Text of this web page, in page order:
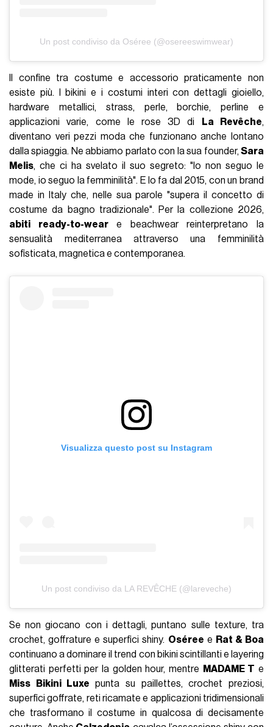
Un post condiviso da Oséree (@osereeswimwear)
Il confine tra costume e accessorio praticamente non
esiste più. I bikini e i costumi interi con dettagli gioiello,
hardware metallici, strass, perle, borchie, perline e
applicazioni varie, come le rose 3D di
La Revêche,
diventano veri pezzi moda che funzionano anche lontano
dalla spiaggia. Ne abbiamo parlato con la sua founder, Sara
Melis, che ci ha svelato il suo segreto: "Io non seguo le
mode, io seguo la femminilità". E lo fa dal 2015, con un brand
made in Italy che, nelle sua parole "supera il concetto di
costume da bagno tradizionale". Per la collezione 2026,
abiti ready-to-weare beachwear reinterpretano la
sensualità mediterranea attraverso una femminilità
sofisticata, magnetica e contemporanea.
Visualizza questo post su Instagram
Un post condiviso da LA REVÊCHE (@lareveche)
Se non giocano con i dettagli, puntano sulle texture, tra
crochet, goffrature e superfici shiny. Oséree e Rat & Boa
continuano a dominare il trend con bikini scintillanti e layering
glitterati perfetti per la golden hour, mentre
MADAME T e
Miss Bikini Luxepunta su paillettes, crochet preziosi,
superfici goffrate, reti ricamate e applicazioni tridimensionali
che trasformano il costume in qualcosa di decisamente